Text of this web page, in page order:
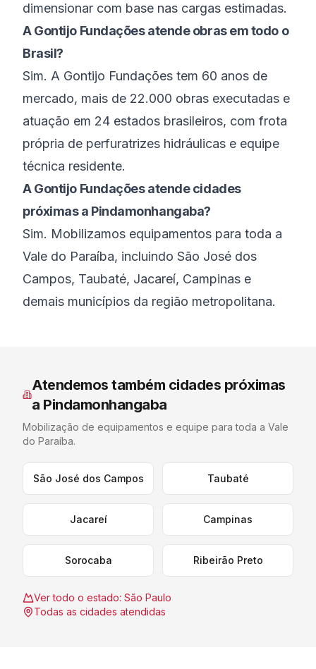
dimensionar com base nas cargas estimadas.
A Gontijo Fundações atende obras em todo o
Brasil?
Sim. A Gontijo Fundações tem 60 anos de
mercado, mais de 22.000 obras executadas e
atuação em 24 estados brasileiros, com frota
própria de perfuratrizes hidráulicas e equipe
técnica residente.
A Gontijo Fundações atende cidades
próximas a Pindamonhangaba?
Sim. Mobilizamos equipamentos para toda a
Vale do Paraíba, incluindo São José dos
Campos, Taubaté, Jacareí, Campinas e
demais municípios da região metropolitana.
Atendemos também cidades próximas
a Pindamonhangaba
Mobilização de equipamentos e equipe para toda a Vale
do Paraíba.
São José dos Campos Taubaté
Jacareí Campinas
Sorocaba Ribeirão Preto
Ver todo o estado: São Paulo
Todas as cidades atendidas